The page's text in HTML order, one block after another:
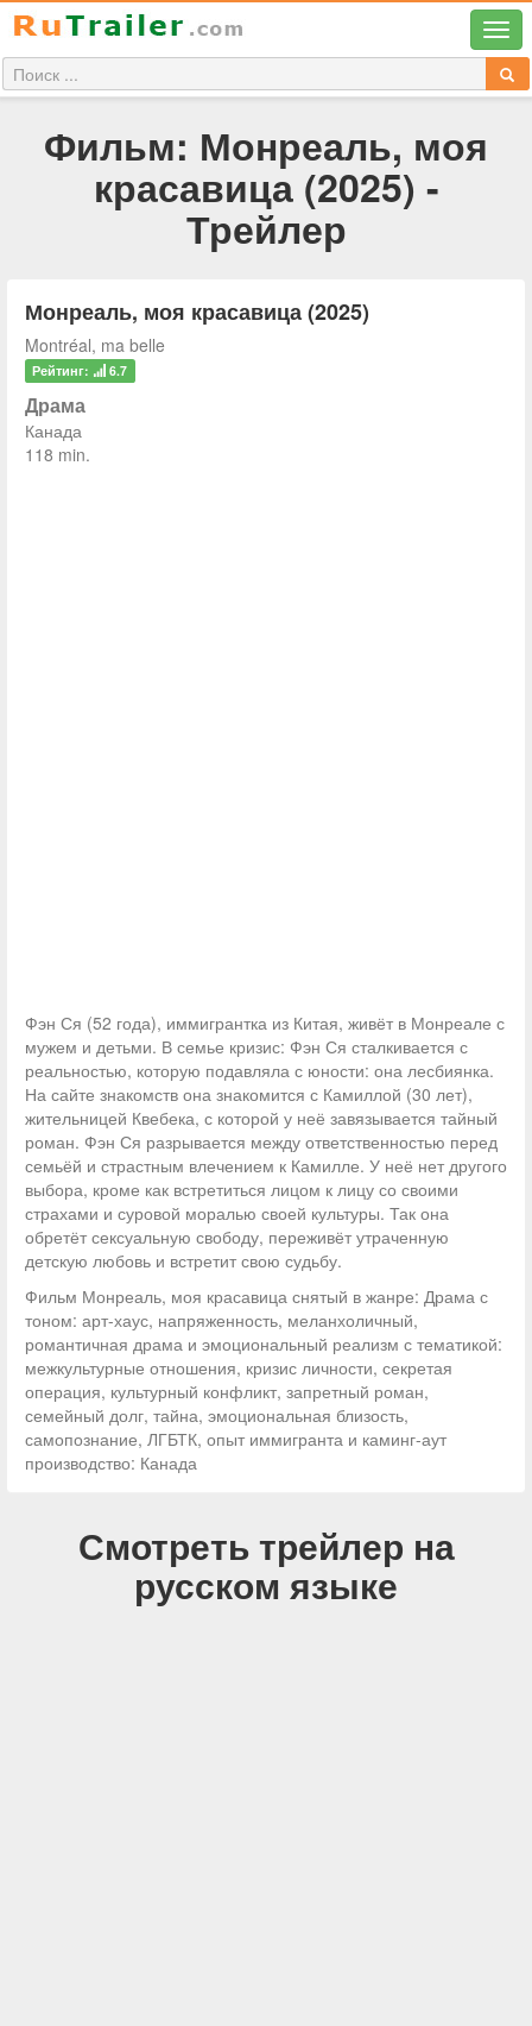
Фильм: Монреаль, моя
красавица (2025) -
Трейлер
Монреаль, моя красавица (2025)
Montréal, ma belle
Рейтинг: 6.7
Драма
Канада
118 min.
Фэн Ся (52 года), иммигрантка из Китая, живёт в Монреале с
мужем и детьми. В семье кризис: Фэн Ся сталкивается с
реальностью, которую подавляла с юности: она лесбиянка.
На сайте знакомств она знакомится с Камиллой (30 лет),
жительницей Квебека, с которой у неё завязывается тайный
роман. Фэн Ся разрывается между ответственностью перед
семьёй и страстным влечением к Камилле. У неё нет другого
выбора, кроме как встретиться лицом к лицу со своими
страхами и суровой моралью своей культуры. Так она
обретёт сексуальную свободу, переживёт утраченную
детскую любовь и встретит свою судьбу.
Фильм Монреаль, моя красавица снятый в жанре: Драма с
тоном: арт-хаус, напряженность, меланхоличный,
романтичная драма и эмоциональный реализм с тематикой:
межкультурные отношения, кризис личности, секретая
операция, культурный конфликт, запретный роман,
семейный долг, тайна, эмоциональная близость,
самопознание, ЛГБТК, опыт иммигранта и каминг-аут
производство: Канада
Смотреть трейлер на
русском языке